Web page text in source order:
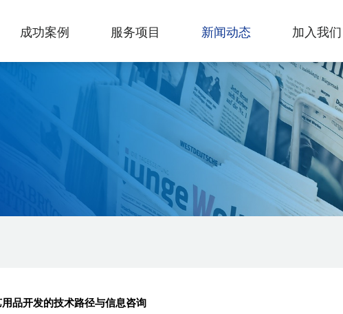
成功案例 服务项目 新闻动态 加入我们
品开发的技术路径与信息咨询